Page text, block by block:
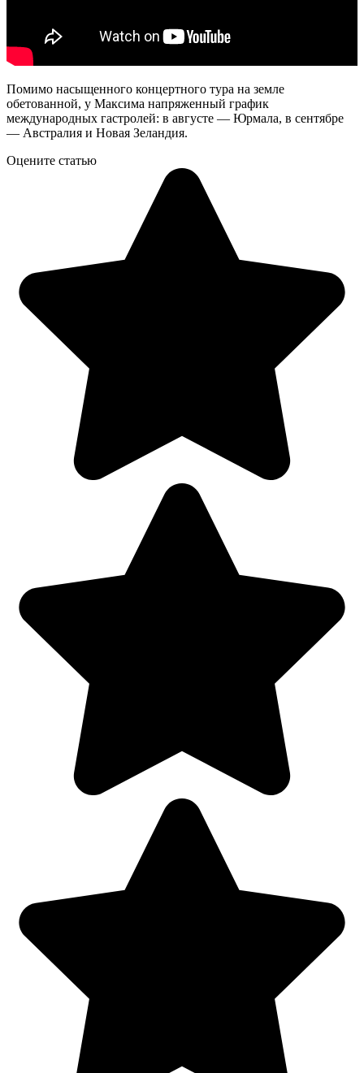
Помимо насыщенного концертного тура на земле
обетованной, у Максима напряженный график
международных гастролей: в августе — Юрмала, в сентябре
— Австралия и Новая Зеландия.
Оцените статью